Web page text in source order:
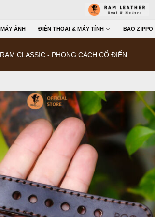
MÁY ẢNH ĐIỆN THOẠI & MÁY TÍNH BAO ZIPPO
RAM CLASSIC - PHONG CÁCH CỔ ĐIỂN